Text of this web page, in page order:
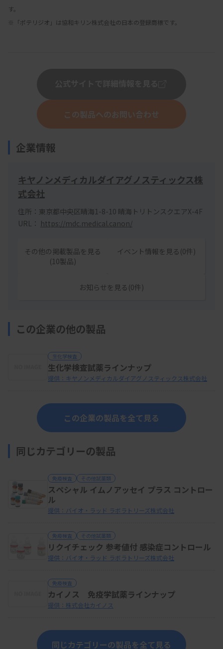
す。
※「ポテリジオ」は協和キリン株式会社の日本の登録商標です。
この製品へのお問い合わせ
企業情報
キヤノンメディカルダイアグノスティックス株
式会社
住所：東京都中央区晴海1-8-10 晴海トリトンスクエアX-4F
URL： https://mdc.medical.canon/
その他の掲載製品を見る
(10製品)
イベント情報を見る(0件)
お知らせを見る(0件)
この企業の他の製品
生化学検査
生化学検査試薬ラインナップ
提供：キヤノンメディカルダイアグノスティックス株式会社
この企業の製品を全て見る
同じカテゴリーの製品
免疫検査 その他試薬類
スペシャル イムノアッセイ プラス コントロー
ル
提供：バイオ・ラッド ラボラトリーズ株式会社
免疫検査 その他試薬類
リクイチェック 参考値付 感染症コントロール
提供：バイオ・ラッド ラボラトリーズ株式会社
免疫検査
カイノス 免疫学試薬ラインナップ
提供：株式会社カイノス
同じカテゴリーの製品を全て見る